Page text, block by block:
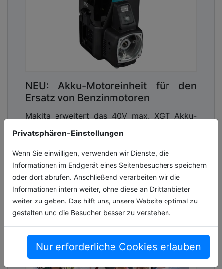
Privatsphären-Einstellungen
Wenn Sie einwilligen, verwenden wir Dienste, die
Informationen im Endgerät eines Seitenbesuchers speichern
oder dort abrufen. Anschließend verarbeiten wir die
Informationen intern weiter, ohne diese an Drittanbieter
weiter zu geben. Das hilft uns, unsere Website optimal zu
gestalten und die Besucher besser zu verstehen.
Nur erforderliche Cookies erlauben
NEU: Akku-Motoreinheit für den
Ersatz von Benzinmotoren
Makita erweitert das 40V max. XGT Akku-
System um eine leistungsstarke und vielseitig
einsetzbare Akku-Motoreinheit: die neue
GU01G mit einer maximalen elektrisc[...]
03.07.2026, Lesezeit ca. 2 Minuten
allgemein